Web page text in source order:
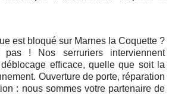
est bloqué sur Marnes la Coquette ?
pas ! Nos serruriers interviennent
efficace, quelle que soit la
Ouverture de porte, réparation
: nous sommes votre partenaire de